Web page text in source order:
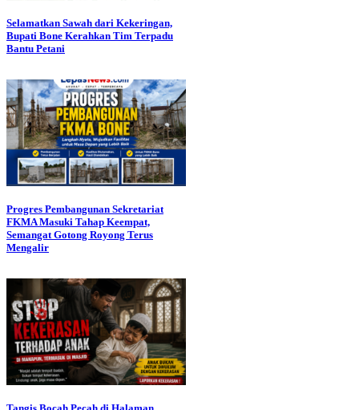
Selamatkan Sawah dari Kekeringan,
Bupati Bone Kerahkan Tim Terpadu
Bantu Petani
Progres Pembangunan Sekretariat
FKMA Masuki Tahap Keempat,
Semangat Gotong Royong Terus
Mengalir